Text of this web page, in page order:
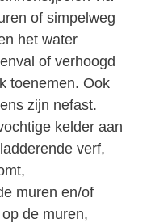
of simpelweg
het water
of verhoogd
toenemen. Ook
zijn nefast.
kelder aan
verf,
muren en/of
de muren,